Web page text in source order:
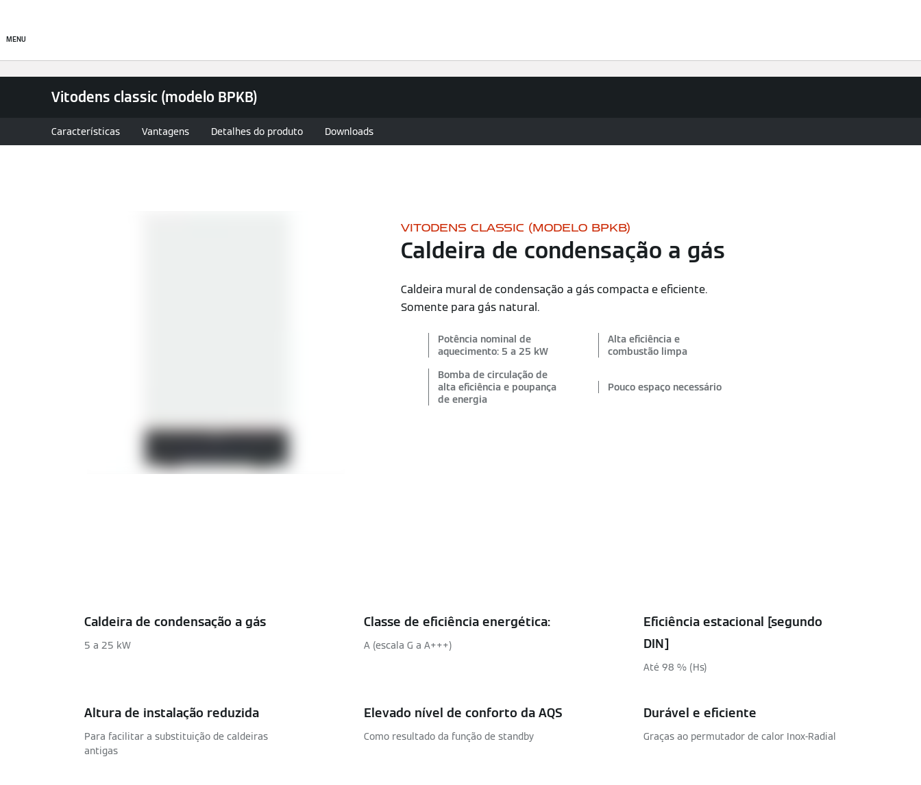
MENU
Vitodens classic (modelo BPKB)
Características Vantagens Detalhes do produto Downloads
VITODENS CLASSIC (MODELO BPKB)
Caldeira de condensação a gás
Caldeira mural de condensação a gás compacta e eficiente.
Somente para gás natural.
Potência nominal de
aquecimento: 5 a 25 kW
Alta eficiência e
combustão limpa
Bomba de circulação de
alta eficiência e poupança
de energia
Pouco espaço necessário
Caldeira de condensação a gás
5 a 25 kW
Classe de eficiência energética:
A (escala G a A+++)
Eficiência estacional [segundo
DIN]
Até 98 % (Hs)
Altura de instalação reduzida
Para facilitar a substituição de caldeiras
antigas
Elevado nível de conforto da AQS
Como resultado da função de standby
Durável e eficiente
Graças ao permutador de calor Inox-Radial